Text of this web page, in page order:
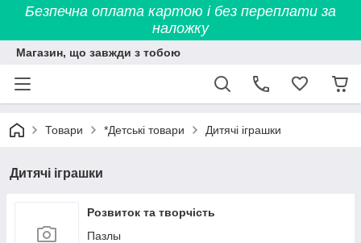
Безпечна оплата картою і без переплати за
наложку
Магазин, що завжди з тобою
Товари *Детські товари Дитячі іграшки
Дитячі іграшки
Розвиток та творчість
Пазлы